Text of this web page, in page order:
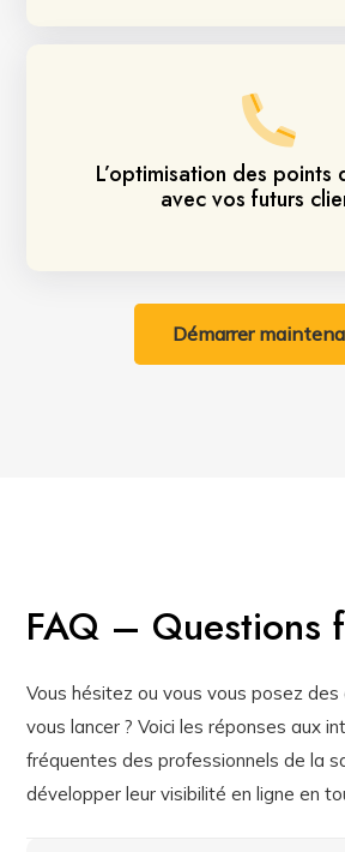
L’optimisation des points
avec vos futurs
Démarrer
FAQ – Questions
Vous hésitez ou vous vous posez
vous lancer ? Voici les réponses aux
fréquentes des professionnels de la
développer leur visibilité en ligne en